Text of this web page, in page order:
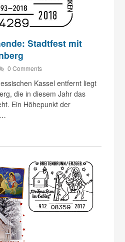
Stadtfest mit
0 Comments
Kassel entfernt liegt
die in diesem Jahr das
Ein Höhepunkt der